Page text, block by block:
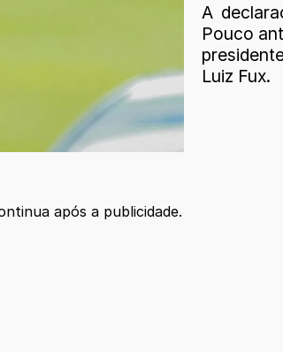
A
Pouco
Luiz Fux.
após a publicidade.